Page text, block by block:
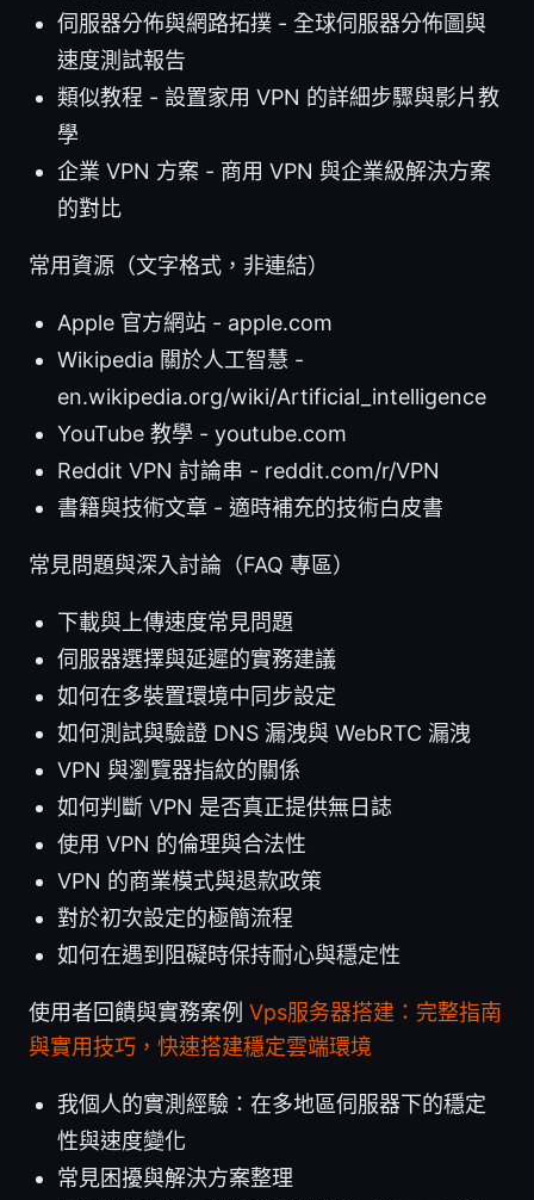
伺服器分佈與網路拓撲 - 全球伺服器分佈圖與
速度測試報告
類似教程 - 設置家用 VPN 的詳細步驟與影片教
學
企業 VPN 方案 - 商用 VPN 與企業級解決方案
的對比
常用資源（文字格式，非連結）
Apple 官方網站 - apple.com
Wikipedia 關於人工智慧 -
en.wikipedia.org/wiki/Artificial_intelligence
YouTube 教學 - youtube.com
Reddit VPN 討論串 - reddit.com/r/VPN
書籍與技術文章 - 適時補充的技術白皮書
常見問題與深入討論（FAQ 專區）
下載與上傳速度常見問題
伺服器選擇與延遲的實務建議
如何在多裝置環境中同步設定
如何測試與驗證 DNS 漏洩與 WebRTC 漏洩
VPN 與瀏覽器指紋的關係
如何判斷 VPN 是否真正提供無日誌
使用 VPN 的倫理與合法性
VPN 的商業模式與退款政策
對於初次設定的極簡流程
如何在遇到阻礙時保持耐心與穩定性
使用者回饋與實務案例 Vps服务器搭建：完整指南
與實用技巧，快速搭建穩定雲端環境
我個人的實測經驗：在多地區伺服器下的穩定
性與速度變化
常見困擾與解決方案整理